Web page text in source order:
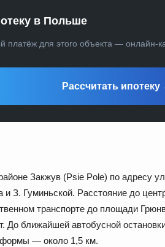
в Польше
платёж для этого объекта — онлайн-
Рассчитать ипотеку
Закжув (Psie Pole) по адресу
и З. Гуминьской. Расстояние до
транспорте до площади
До ближайшей автобусной
— около 1,5 км.